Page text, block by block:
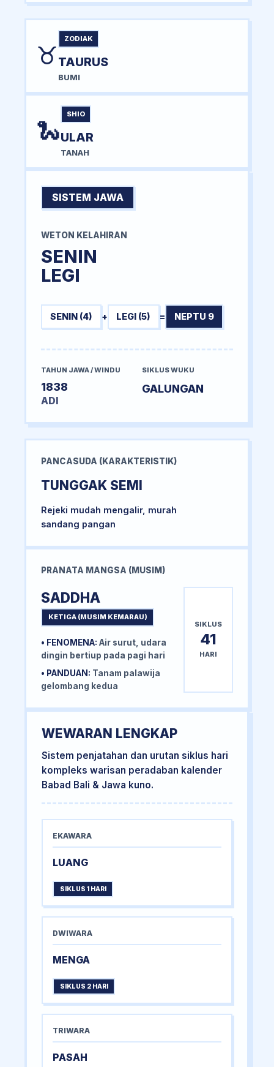
♉
ZODIAK
TAURUS
BUMI
🐍
SHIO
ULAR
TANAH
SISTEM JAWA
WETON KELAHIRAN
SENIN
LEGI
SENIN (4) + LEGI (5) = NEPTU 9
TAHUN JAWA / WINDU
1838
ADI
SIKLUS WUKU
GALUNGAN
PANCASUDA (KARAKTERISTIK)
TUNGGAK SEMI
Rejeki mudah mengalir, murah
sandang pangan
PRANATA MANGSA (MUSIM)
SADDHA
KETIGA (MUSIM KEMARAU)
• FENOMENA: Air surut, udara
dingin bertiup pada pagi hari
• PANDUAN: Tanam palawija
gelombang kedua
SIKLUS
41
HARI
WEWARAN LENGKAP
Sistem penjatahan dan urutan siklus hari
kompleks warisan peradaban kalender
Babad Bali & Jawa kuno.
EKAWARA
LUANG
SIKLUS 1 HARI
DWIWARA
MENGA
SIKLUS 2 HARI
TRIWARA
PASAH